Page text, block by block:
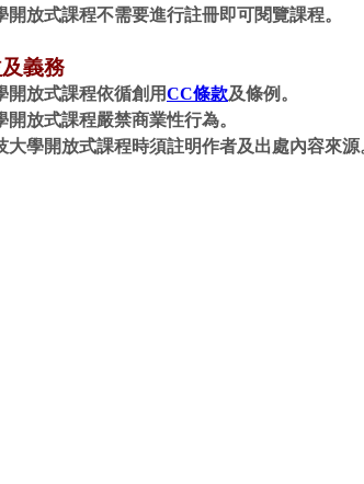
開放式課程不需要進行註冊即可閱覽課程。
義務
開放式課程依循創用CC條款及條例。
開放式課程嚴禁商業性行為。
大學開放式課程時須註明作者及出處內容來源